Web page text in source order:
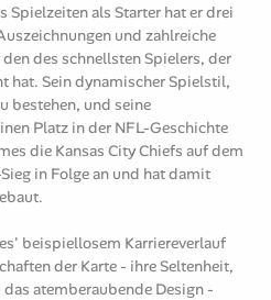
Spielzeiten als Starter hat er drei
und zahlreiche
des schnellsten Spielers, der
hat. Sein dynamischer Spielstil,
bestehen, und seine
Platz in der NFL-Geschichte
die Kansas City Chiefs auf dem
in Folge an und hat damit
beispiellosem Karriereverlauf
der Karte - ihre Seltenheit,
atemberaubende Design -